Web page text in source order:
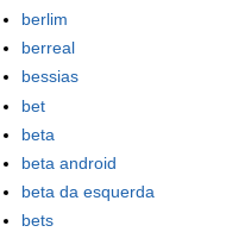
berlim
berreal
bessias
bet
beta
beta android
beta da esquerda
bets